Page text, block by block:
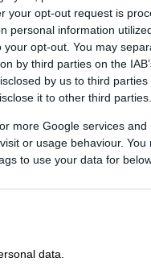
your opt-out request is
personal information
opt-out. You may
by third parties on the
by us to third parties
it to other third parties.
more Google services
or usage behaviour.
to use your data for
data.